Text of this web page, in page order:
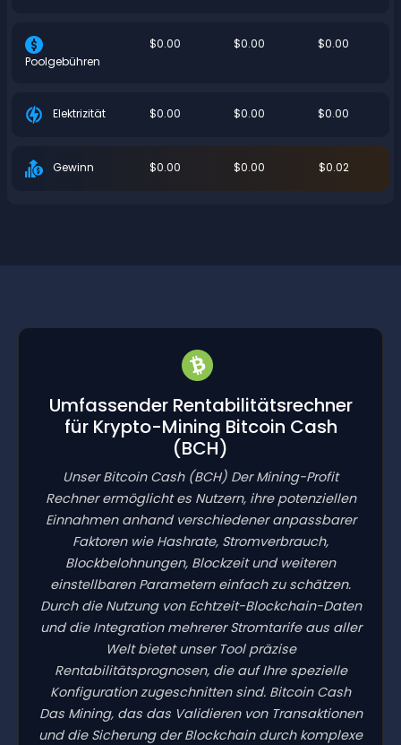
Poolgebühren
$0.00 $0.00 $0.00
Elektrizität $0.00 $0.00 $0.00
Gewinn $0.00 $0.00 $0.02
Umfassender Rentabilitätsrechner
für Krypto-Mining Bitcoin Cash
(BCH)
Unser Bitcoin Cash (BCH) Der Mining-Profit
Rechner ermöglicht es Nutzern, ihre potenziellen
Einnahmen anhand verschiedener anpassbarer
Faktoren wie Hashrate, Stromverbrauch,
Blockbelohnungen, Blockzeit und weiteren
einstellbaren Parametern einfach zu schätzen.
Durch die Nutzung von Echtzeit-Blockchain-Daten
und die Integration mehrerer Stromtarife aus aller
Welt bietet unser Tool präzise
Rentabilitätsprognosen, die auf Ihre spezielle
Konfiguration zugeschnitten sind. Bitcoin Cash
Das Mining, das das Validieren von Transaktionen
und die Sicherung der Blockchain durch komplexe